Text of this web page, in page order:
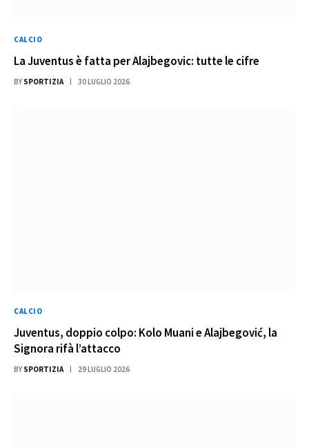
CALCIO
La Juventus è fatta per Alajbegovic: tutte le cifre
BY SPORTIZIA 30 LUGLIO 2026
CALCIO
Juventus, doppio colpo: Kolo Muani e Alajbegović, la
Signora rifà l’attacco
BY SPORTIZIA 29 LUGLIO 2026